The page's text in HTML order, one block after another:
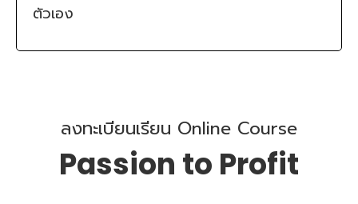
ตัวเอง
ลงทะเบียนเรียน Online Course
Passion to Profit